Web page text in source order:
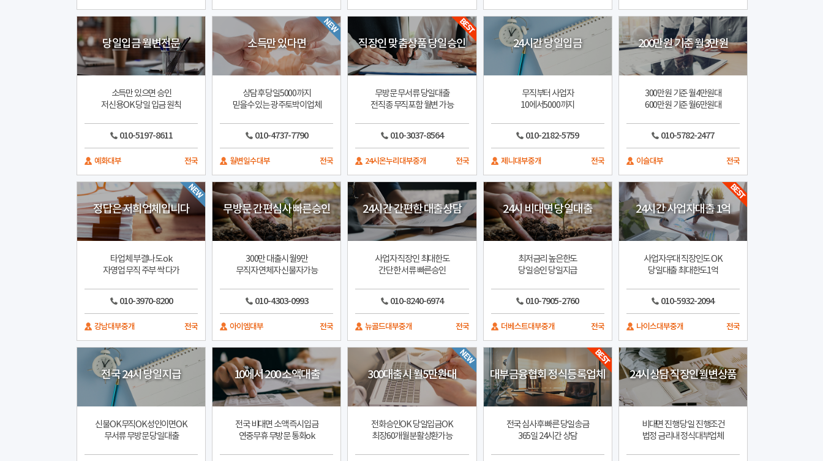
당일입금 월변전문
소득만 있으면 승인
저신용OK 당일 입금 원칙
010-5197-8611
예화대부 전국
소득만 있다면
상담후 당일5000까지
믿을수 있는 광주토박이업체
010-4737-7790
월변일수대부 전국
직장인 맞춤상품 당일승인
무방문 무서류 당일대출
전직종 무직포함 월변 가능
010-3037-8564
24시온누리대부중개 전국
24시간 당일입금
무직부터 사업자
10에서5000까지
010-2182-5759
제니대부중개 전국
200만원 기준 월3만원
300만원 기준 월4만원대
600만원 기준 월6만원대
010-5782-2477
이슬대부 전국
정답은 저희업체입니다
타업체 부결나도 ok
자영업 무직 주부 싹 다가
010-3970-8200
강남대부중개 전국
무방문 간편심사 빠른승인
300만 대출시 월9만
무직자 연체자 신불자가능
010-4303-0993
아이엠대부 전국
24시간 간편한 대출상담
사업자 직장인 최대한도
간단한 서류 빠른승인
010-8240-6974
뉴골드대부중개 전국
24시 비대면 당일대출
최저금리 높은한도
당일승인 당일지급
010-7905-2760
더베스트대부중개 전국
24시간 사업자대출 1억
사업자우대 직장인도 OK
당일대출 최대한도1억
010-5932-2094
나이스대부중개 전국
전국 24시 당일지급
신불OK무직OK성인이면OK
무서류 무방문 당일대출
10에서 200 소액대출
전국 비대면 소액 즉시입금
연중무휴 무방문 통화ok
300대출시 월5만원대
전화승인OK 당일입금OK
최장60개월분활상환가능
대부금융협회 정식등록업체
전국 심사후 빠른 당일송금
365일 24시간 상담
24시상담 직장인월변상품
비대면 진행 당일 진행조건
법정 금리내 정식대부업체